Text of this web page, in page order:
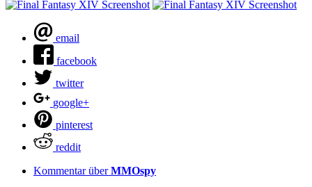
email
facebook
twitter
google+
pinterest
reddit
Kommentar überMMOspy